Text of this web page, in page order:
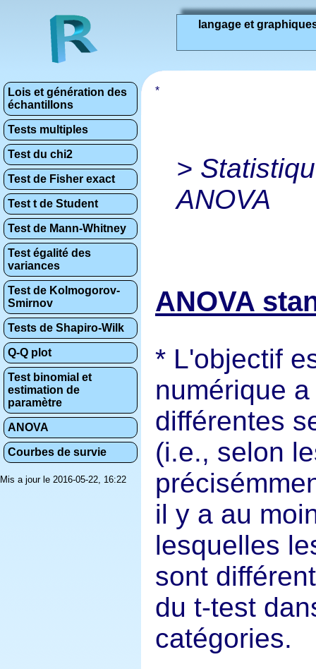
langage et
Lois et génération des
échantillons
Tests multiples
Test du chi2
Test de Fisher exact
Test t de Student
Test de Mann-Whitney
Test égalité des
variances
Test de Kolmogorov-
Smirnov
Tests de Shapiro-Wilk
Q-Q plot
Test binomial et
estimation de
paramètre
ANOVA
Courbes de survie
Mis a jour le 2016-05-22, 16:22
>
ANOVA
ANOVA
L'objectif
numérique
différentes
(i.e., selon
il y a au
lesquelles
sont
du t-test
catégories.